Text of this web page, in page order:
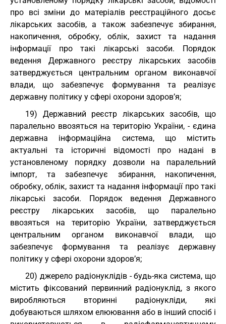
про всі зміни до матеріалів реєстраційного досьє
лікарських засобів, а також забезпечує збирання,
накопичення, обробку, облік, захист та надання
інформації про такі лікарські засоби. Порядок
ведення Державного реєстру лікарських засобів
затверджується центральним органом виконавчої
влади, що забезпечує формування та реалізує
державну політику у сфері охорони здоров’я;
19) Державний реєстр лікарських засобів, що
паралельно ввозяться на територію України, - єдина
державна інформаційна система, що містить
актуальні та історичні відомості про надані в
установленому порядку дозволи на паралельний
імпорт, та забезпечує збирання, накопичення,
обробку, облік, захист та надання інформації про такі
лікарські засоби. Порядок ведення Державного
реєстру лікарських засобів, що паралельно
ввозяться на територію України, затверджується
центральним органом виконавчої влади, що
забезпечує формування та реалізує державну
політику у сфері охорони здоров’я;
20) джерело радіонуклідів - будь-яка система, що
містить фіксований первинний радіонуклід, з якого
виробляються вторинні радіонукліди, які
добуваються шляхом елюювання або в інший спосіб і